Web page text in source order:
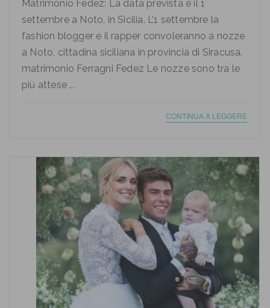
Matrimonio Fedez: La data prevista è il 1
settembre a Noto, in Sicilia. L’1 settembre la
fashion blogger e il rapper convoleranno a nozze
a Noto, cittadina siciliana in provincia di Siracusa.
matrimonio Ferragni Fedez Le nozze sono tra le
più attese ...
CONTINUA A LEGGERE